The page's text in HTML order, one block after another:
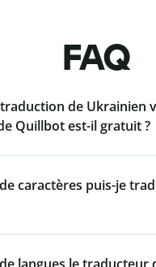
FAQ
traduction de Ukrainien
Quillbot est-il gratuit ?
caractères puis-je